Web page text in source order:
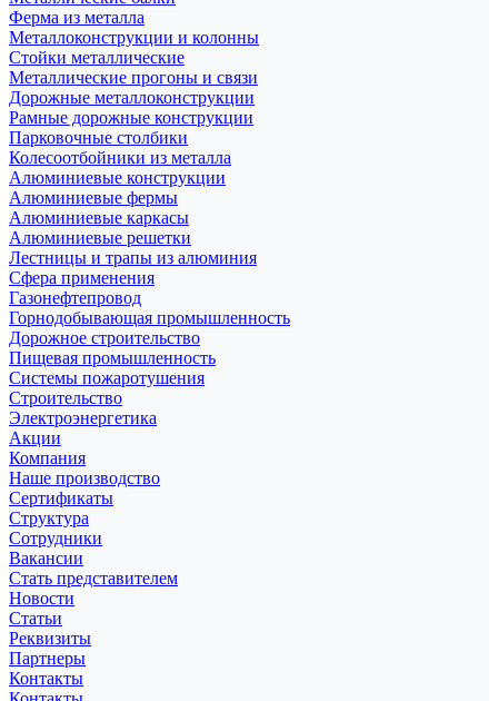
Ферма из металла
Металлоконструкции и колонны
Стойки металлические
Металлические прогоны и связи
Дорожные металлоконструкции
Рамные дорожные конструкции
Парковочные столбики
Колесоотбойники из металла
Алюминиевые конструкции
Алюминиевые фермы
Алюминиевые каркасы
Алюминиевые решетки
Лестницы и трапы из алюминия
Сфера применения
Газонефтепровод
Горнодобывающая промышленность
Дорожное строительство
Пищевая промышленность
Системы пожаротушения
Строительство
Электроэнергетика
Акции
Компания
Наше производство
Сертификаты
Структура
Сотрудники
Вакансии
Стать представителем
Новости
Статьи
Реквизиты
Партнеры
Контакты